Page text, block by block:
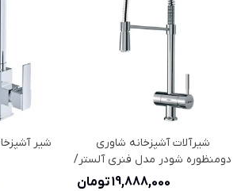
شیرآلات آشپزخانه شاوری
دومنظوره شودر مدل فنری آلستر/
آتلانتیک
19,888,000 تومان
شیر